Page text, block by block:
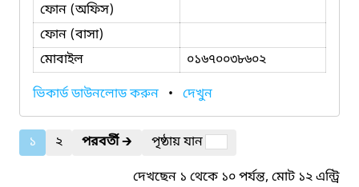
ফোন (অফিস)
ফোন (বাসা)
মোবাইল
০১৬৭০০৩৮৬০২
ভিকার্ড ডাউনলোড করুন • দেখুন
১ ২ পরবর্তী🡲
পৃষ্ঠায় যান
দেখছেন ১ থেকে ১০ পর্যন্ত, মোট ১২ এন্ট্রি